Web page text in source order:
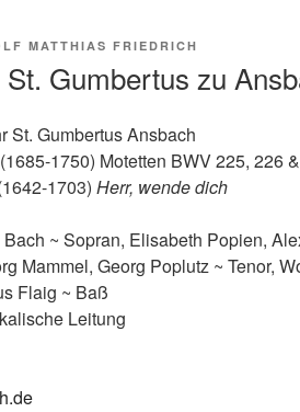
MATTHIAS FRIEDRICH
Gumbertus zu
St. Gumbertus Ansbach
1750) Motetten BWV 225, 226
1703) Herr, wende dich
~ Sopran, Elisabeth Popien,
Mammel, Georg Poplutz ~ Tenor,
Flaig ~ Baß
Leitung